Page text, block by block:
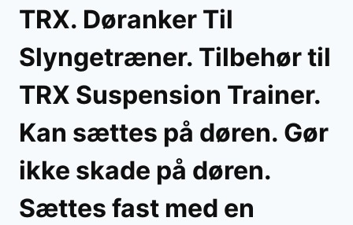
TRX. Døranker Til
Slyngetræner. Tilbehør til
TRX Suspension Trainer.
Kan sættes på døren. Gør
ikke skade på døren.
Sættes fast med en